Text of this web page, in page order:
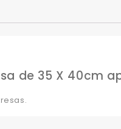
de 35 X 40cm